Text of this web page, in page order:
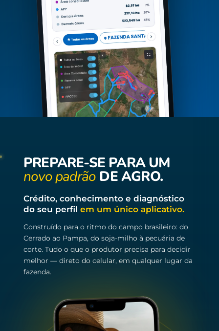
PREPARE-SE PARA UM
novo padrão DE AGRO.
Crédito, conhecimento e diagnóstico
do seu perfil em um único aplicativo.
Construído para o ritmo do campo brasileiro: do
Cerrado ao Pampa, do soja-milho à pecuária de
corte. Tudo o que o produtor precisa para decidir
melhor — direto do celular, em qualquer lugar da
fazenda.